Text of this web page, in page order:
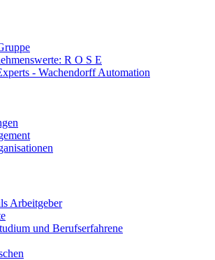
R O S E
- Wachendorff Automation
Arbeitgeber
und Berufserfahrene